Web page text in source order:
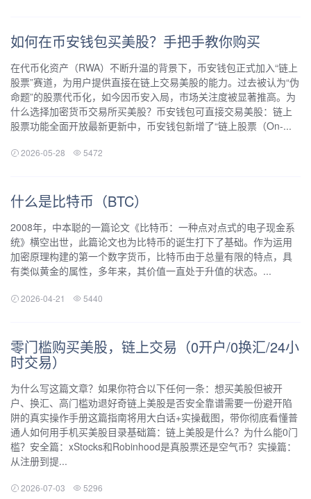
如何在币安钱包买美股？手把手教你购买
在代币化资产（RWA）不断升温的背景下，币安钱包正式加入“链上
股票”赛道，为用户提供直接在链上交易美股的能力。过去被认为“伪
命题”的股票代币化，如今因币安入局，市场关注度被显著推高。为
什么选择加密货币交易所买美股？币安钱包可直接交易美股：链上
股票功能全面开放最新更新中，币安钱包新增了“链上股票（On-...
2026-05-28 5472
什么是比特币（BTC）
2008年，中本聪的一篇论文《比特币：一种点对点式的电子现金系
统》横空出世，此篇论文也为比特币的诞生打下了基础。作为运用
加密原理构建的第一个数字货币，比特币由于总量有限的特点，具
有类似黄金的属性，多年来，其价值一直处于升值的状态。...
2026-04-21 5440
零门槛购买美股，链上交易（0开户/0换汇/24小
时交易）
为什么写这篇文章？如果你符合以下任何一条：想买美股但被开
户、换汇、高门槛劝退好奇链上美股是否安全靠谱需要一份避开陷
阱的真实操作手册这篇指南将用大白话+实操截图，带你彻底看懂普
通人如何用手机买美股目录基础篇：链上美股是什么？为什么能0门
槛？安全篇：xStocks和Robinhood是真股票还是空气币？实操篇：
从注册到提...
2026-07-03 5296